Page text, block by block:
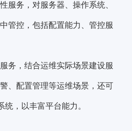
服务，对服务器、操作系统、
管控，包括配置能力、管控服
务，结合运维实际场景建设服
、配置管理等运维场景，还可
统，以丰富平台能力。